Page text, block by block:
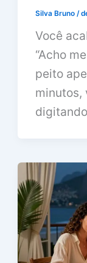
Silva Bruno/
Você
“Acho
peito
minutos,